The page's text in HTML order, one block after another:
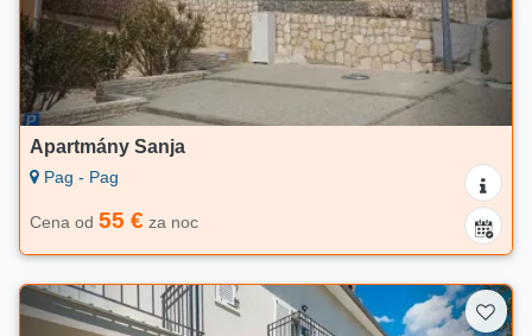
Apartmány Sanja
Pag - Pag
Cena od 55 € za noc